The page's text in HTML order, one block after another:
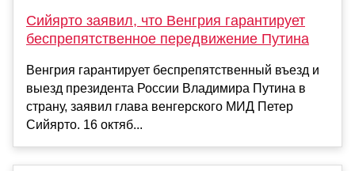
Сийярто заявил, что Венгрия гарантирует
беспрепятственное передвижение Путина
Венгрия гарантирует беспрепятственный въезд и
выезд президента России Владимира Путина в
страну, заявил глава венгерского МИД Петер
Сийярто. 16 октяб...